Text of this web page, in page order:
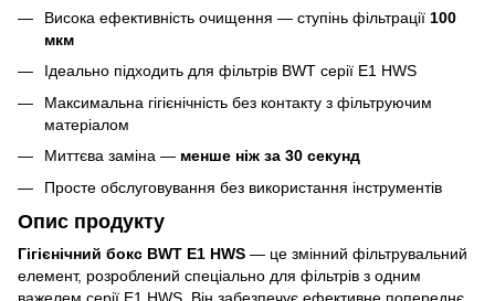
Висока ефективність очищення — ступінь фільтрації 100
мкм
Ідеально підходить для фільтрів BWT серії E1 HWS
Максимальна гігієнічність без контакту з фільтруючим
матеріалом
Миттєва заміна — менше ніж за 30 секунд
Просте обслуговування без використання інструментів
Опис продукту
Гігієнічний бокс BWT E1 HWS — це змінний фільтрувальний
елемент, розроблений спеціально для фільтрів з одним